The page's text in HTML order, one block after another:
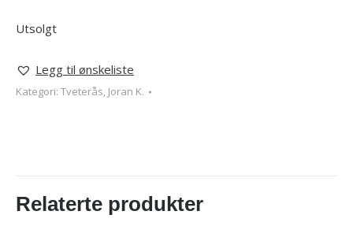
Utsolgt
Legg til ønskeliste
Kategori: Tveterås, Joran K.
Relaterte produkter